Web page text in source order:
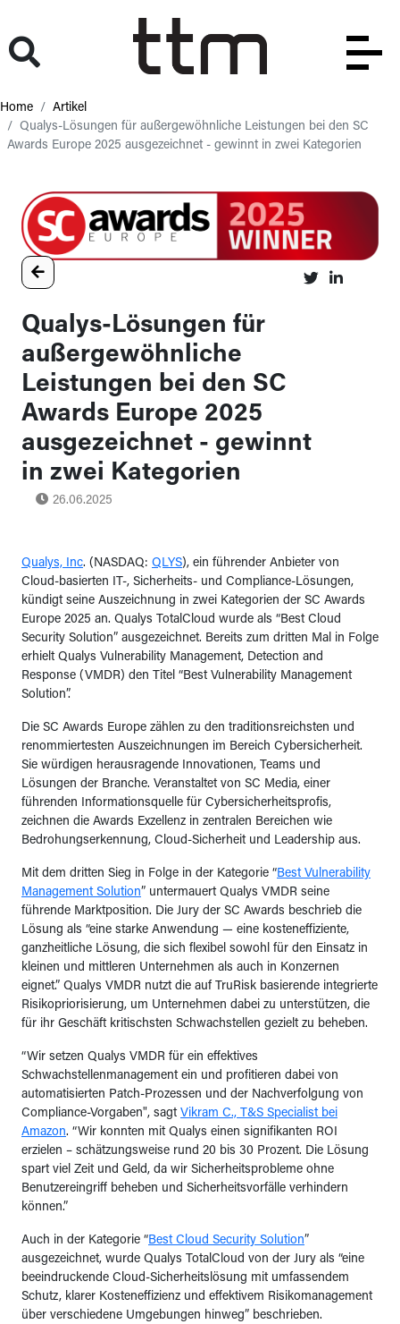
Home
Artikel
Qualys-Lösungen für außergewöhnliche Leistungen bei den SC
Awards Europe 2025 ausgezeichnet - gewinnt in zwei Kategorien
Qualys-Lösungen für
außergewöhnliche
Leistungen bei den SC
Awards Europe 2025
ausgezeichnet - gewinnt
in zwei Kategorien
26.06.2025
Qualys, Inc. (NASDAQ: QLYS), ein führender Anbieter von
Cloud-basierten IT-, Sicherheits- und Compliance-Lösungen,
kündigt seine Auszeichnung in zwei Kategorien der SC Awards
Europe 2025 an. Qualys TotalCloud wurde als “Best Cloud
Security Solution” ausgezeichnet. Bereits zum dritten Mal in Folge
erhielt Qualys Vulnerability Management, Detection and
Response (VMDR) den Titel “Best Vulnerability Management
Solution”.
Die SC Awards Europe zählen zu den traditionsreichsten und
renommiertesten Auszeichnungen im Bereich Cybersicherheit.
Sie würdigen herausragende Innovationen, Teams und
Lösungen der Branche. Veranstaltet von SC Media, einer
führenden Informationsquelle für Cybersicherheitsprofis,
zeichnen die Awards Exzellenz in zentralen Bereichen wie
Bedrohungserkennung, Cloud-Sicherheit und Leadership aus.
Mit dem dritten Sieg in Folge in der Kategorie “Best Vulnerability
Management Solution” untermauert Qualys VMDR seine
führende Marktposition. Die Jury der SC Awards beschrieb die
Lösung als “eine starke Anwendung — eine kosteneffiziente,
ganzheitliche Lösung, die sich flexibel sowohl für den Einsatz in
kleinen und mittleren Unternehmen als auch in Konzernen
eignet.” Qualys VMDR nutzt die auf TruRisk basierende integrierte
Risikopriorisierung, um Unternehmen dabei zu unterstützen, die
für ihr Geschäft kritischsten Schwachstellen gezielt zu beheben.
“Wir setzen Qualys VMDR für ein effektives
Schwachstellenmanagement ein und profitieren dabei von
automatisierten Patch-Prozessen und der Nachverfolgung von
Compliance-Vorgaben", sagt Vikram C., T&S Specialist bei
Amazon. “Wir konnten mit Qualys einen signifikanten ROI
erzielen – schätzungsweise rund 20 bis 30 Prozent. Die Lösung
spart viel Zeit und Geld, da wir Sicherheitsprobleme ohne
Benutzereingriff beheben und Sicherheitsvorfälle verhindern
können.”
Auch in der Kategorie “Best Cloud Security Solution”
ausgezeichnet, wurde Qualys TotalCloud von der Jury als “eine
beeindruckende Cloud-Sicherheitslösung mit umfassendem
Schutz, klarer Kosteneffizienz und effektivem Risikomanagement
über verschiedene Umgebungen hinweg” beschrieben.